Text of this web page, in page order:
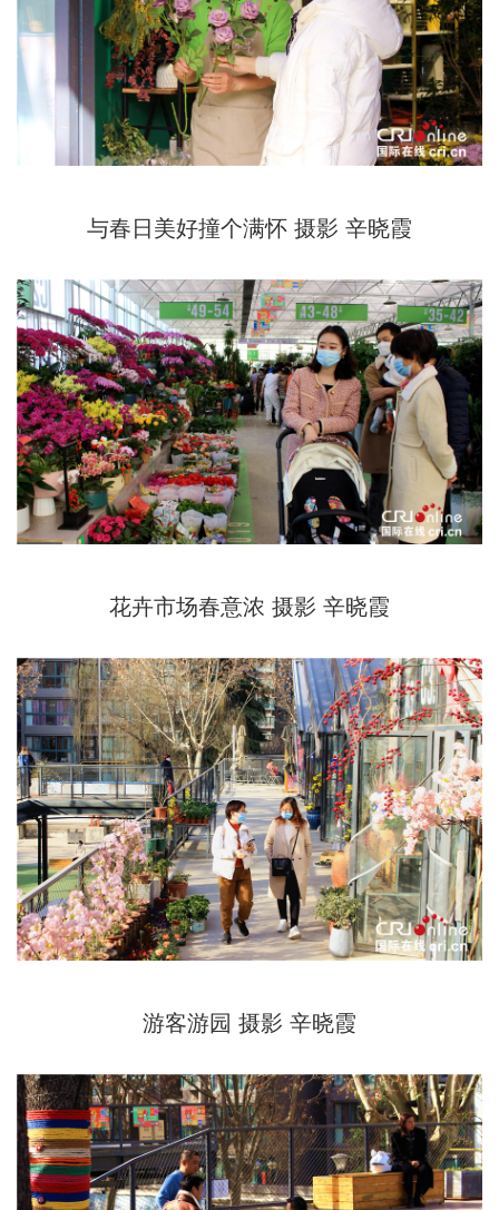
与春日美好撞个满怀 摄影 辛晓霞
花卉市场春意浓 摄影 辛晓霞
游客游园 摄影 辛晓霞